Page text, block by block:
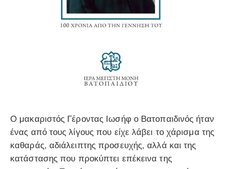
Ο μακαριστός Γέροντας Ιωσήφ ο Βατοπαιδινός ήταν
ένας από τους λίγους που είχε λάβει το χάρισμα της
καθαράς, αδιάλειπτης προσευχής, αλλά και της
κατάστασης που προκύπτει επέκεινα της